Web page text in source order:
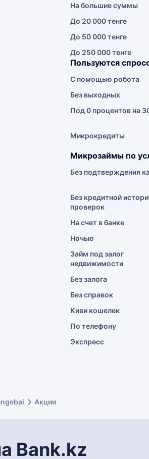
На большие суммы
До 20 000 тенге
До 50 000 тенге
До 250 000 тенге
Пользуются
С помощью робота
Без выходных
Под 0 процентов на
Микрокредиты
Микрозаймы по
Без подтверждения
Без кредитной
проверок
На счет в банке
Ночью
Займ под залог
недвижимости
Без залога
Без справок
Киви кошелек
По телефону
Экспресс
Акции
Bank.kz